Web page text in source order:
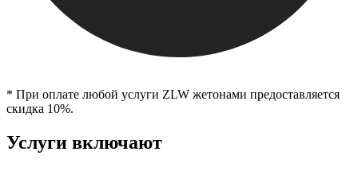
* При оплате любой услуги ZLW жетонами предоставляется
скидка 10%.
Услуги включают